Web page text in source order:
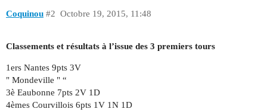
Coquinou Octobre 19, 2015, 11:48
#2
Classements et résultats à l’issue des 3 premiers tours
1ers Nantes 9pts 3V
" Mondeville " “
3è Eaubonne 7pts 2V 1D
4èmes Courvillois 6pts 1V 1N 1D